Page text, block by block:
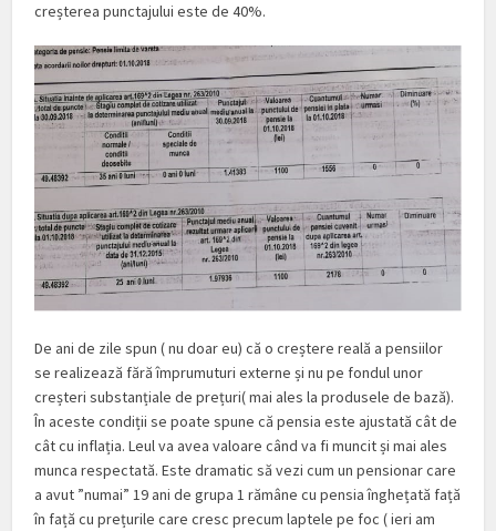
creșterea punctajului este de 40%.
De ani de zile spun ( nu doar eu) că o creștere reală a pensiilor
se realizează fără împrumuturi externe și nu pe fondul unor
creșteri substanțiale de prețuri( mai ales la produsele de bază).
În aceste condiții se poate spune că pensia este ajustată cât de
cât cu inflația. Leul va avea valoare când va fi muncit și mai ales
munca respectată. Este dramatic să vezi cum un pensionar care
a avut ”numai” 19 ani de grupa 1 rămâne cu pensia înghețată față
în față cu prețurile care cresc precum laptele pe foc ( ieri am